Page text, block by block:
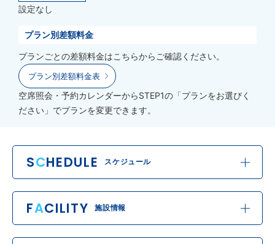
設定なし
プラン別差額料金
プランごとの差額料金はこちらからご確認ください。
プラン別差額料金表
空席照会・予約カレンダーからSTEP1の「プランをお選びく
ださい」でプランを変更できます。
SCHEDULE スケジュール
FACILITY 施設情報